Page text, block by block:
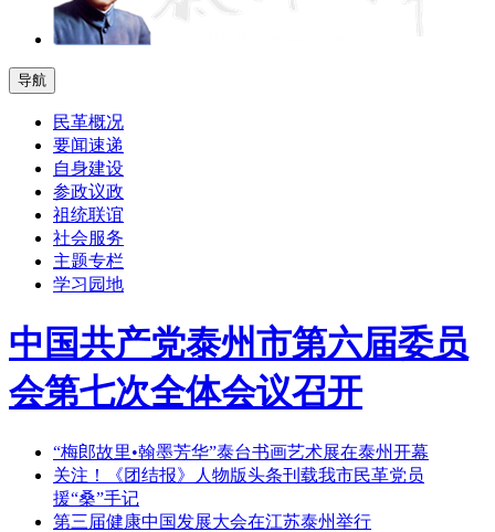
导航
民革概况
要闻速递
自身建设
参政议政
祖统联谊
社会服务
主题专栏
学习园地
中国共产党泰州市第六届委员
会第七次全体会议召开
“梅郎故里•翰墨芳华”泰台书画艺术展在泰州开幕
关注！《团结报》人物版头条刊载我市民革党员
援“桑”手记
第三届健康中国发展大会在江苏泰州举行